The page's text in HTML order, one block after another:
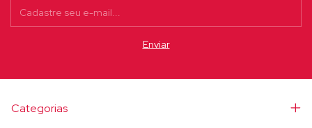
Categorias